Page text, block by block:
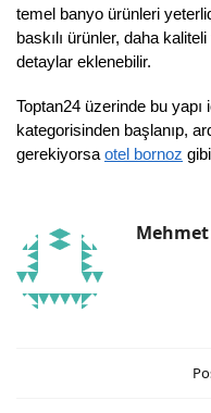
temel banyo ürünleri
baskılı ürünler, daha
detaylar eklenebilir.
Toptan24 üzerinde bu yapı
kategorisinden başlanıp,
gerekiyorsa otel bornoz